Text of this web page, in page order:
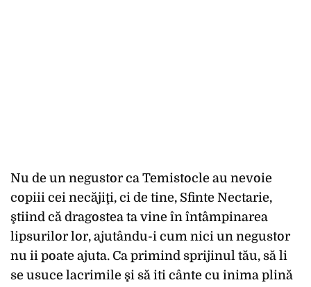
Nu de un negustor ca Temistocle au nevoie
copiii cei necăjiţi, ci de tine, Sfinte Nectarie,
ştiind că dragostea ta vine în întâmpinarea
lipsurilor lor, ajutându-i cum nici un negustor
nu ii poate ajuta. Ca primind sprijinul tău, să li
se usuce lacrimile şi să iti cânte cu inima plină